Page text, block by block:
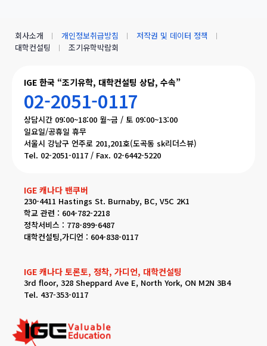
IGE 한국 “조기유학, 대학컨설팅 상담, 수속”
02-2051-0117
상담시간 09:00~18:00 월~금 / 토 09:00~13:00
일요일/공휴일 휴무
서울시 강남구 언주로 201,201호(도곡동 sk리더스뷰)
Tel. 02-2051-0117 / Fax. 02-6442-5220
IGE 캐나다 밴쿠버
230-4411 Hastings St. Burnaby, BC, V5C 2K1
학교 관련 : 604-782-2218
정착서비스 : 778-899-6487
대학컨설팅,가디언 : 604-838-0117
IGE 캐나다 토론토, 정착, 가디언, 대학컨설팅
3rd floor, 328 Sheppard Ave E, North York, ON M2N 3B4
Tel. 437-353-0117
회사소개 개인정보취급방침
저작권 및 데이터 정책
대학컨설팅
조기유학박람회